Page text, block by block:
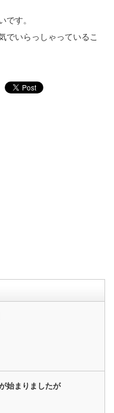
です。
でいらっしゃっているこ
始まりましたが